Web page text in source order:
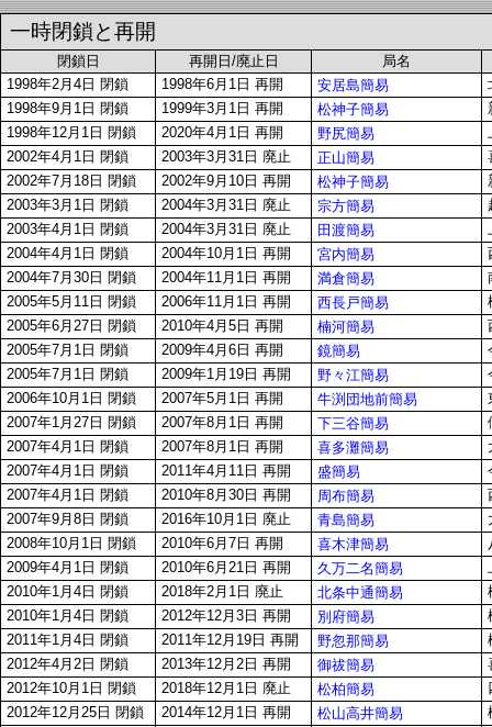
一時閉鎖と再開
閉鎖日 再開日/廃止日
局名
1998年2月4日 閉鎖
1998年6月1日 再開 安居島簡易
1998年9月1日 閉鎖
1999年3月1日 再開 松神子簡易
1998年12月1日 閉鎖
2020年4月1日 再開 野尻簡易
2002年4月1日 閉鎖
2003年3月31日 廃止 正山簡易
2002年7月18日 閉鎖
2002年9月10日 再開 松神子簡易
2003年3月1日 閉鎖
2004年3月31日 廃止 宗方簡易
2003年4月1日 閉鎖
2004年3月31日 廃止 田渡簡易
2004年4月1日 閉鎖
2004年10月1日 再開 宮内簡易
2004年7月30日 閉鎖
2004年11月1日 再開 満倉簡易
2005年5月11日 閉鎖
2006年11月1日 再開 西長戸簡易
2005年6月27日 閉鎖
2010年4月5日 再開 楠河簡易
2005年7月1日 閉鎖
2009年4月6日 再開 鏡簡易
2005年7月1日 閉鎖
2009年1月19日 再開 野々江簡易
2006年10月1日 閉鎖
2007年5月1日 再開 牛渕団地前簡易
2007年1月27日 閉鎖
2007年8月1日 再開 下三谷簡易
2007年4月1日 閉鎖
2007年8月1日 再開 喜多灘簡易
2007年4月1日 閉鎖
2011年4月11日 再開 盛簡易
2007年4月1日 閉鎖
2010年8月30日 再開 周布簡易
2007年9月8日 閉鎖
2016年10月1日 廃止 青島簡易
2008年10月1日 閉鎖
2010年6月7日 再開 喜木津簡易
2009年4月1日 閉鎖
2010年6月21日 再開 久万二名簡易
2010年1月4日 閉鎖
2018年2月1日 廃止 北条中通簡易
2010年1月4日 閉鎖
2012年12月3日 再開 別府簡易
2011年1月4日 閉鎖
2011年12月19日 再開 野忽那簡易
2012年4月2日 閉鎖
2013年12月2日 再開 御祓簡易
2012年10月1日 閉鎖
2018年12月1日 廃止 松柏簡易
2012年12月25日 閉鎖
2014年12月1日 再開 松山高井簡易